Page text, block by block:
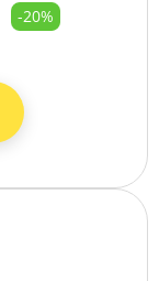
-20%